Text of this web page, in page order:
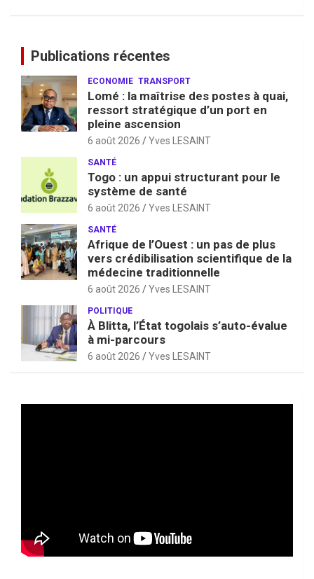
Publications récentes
ECONOMIE TRANSPORT
Lomé : la maîtrise des postes à quai,
ressort stratégique d’un port en
pleine ascension
6 août 2026 Yves LESAINT
SANTÉ
Togo : un appui structurant pour le
système de santé
6 août 2026 Yves LESAINT
SANTÉ
Afrique de l’Ouest : un pas de plus
vers crédibilisation scientifique de la
médecine traditionnelle
6 août 2026 Yves LESAINT
POLITIQUE
À Blitta, l’État togolais s’auto-évalue
à mi-parcours
6 août 2026 Yves LESAINT